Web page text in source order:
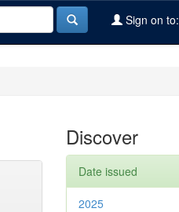
Sign on to:
Discover
Date issued
2025